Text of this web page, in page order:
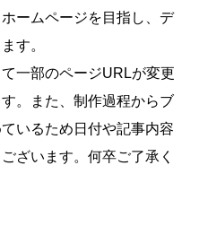
ームページを目指し、デ
す。
一部のページURLが変更
。また、制作過程からブ
いるため日付や記事内容
ざいます。何卒ご了承く